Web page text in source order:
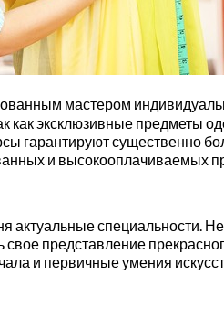
мастером
как эксклюзивные
гарантируют
и высокооплачиваемых
специальности.
свое представление
и первичные умения